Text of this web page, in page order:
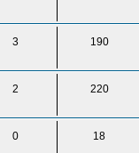
3 190
2 220
0 18